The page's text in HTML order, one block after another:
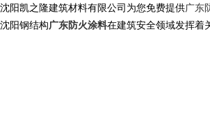
沈阳凯之隆建筑材料有限公司为您免费提供广东
沈阳钢结构广东防火涂料在建筑安全领域发挥着